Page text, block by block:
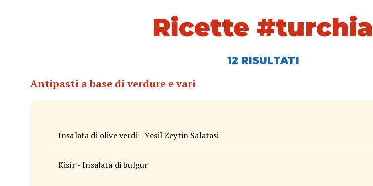
Ricette #turchia
12 RISULTATI
Antipasti a base di verdure e vari
Insalata di olive verdi - Yesil Zeytin Salatasi
Kisir - Insalata di bulgur